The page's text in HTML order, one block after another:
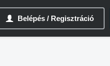
Belépés / Regisztráció